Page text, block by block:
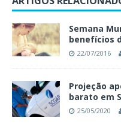
Semana
benefícios
22/07/2016
Projeção
barato em
25/05/2020